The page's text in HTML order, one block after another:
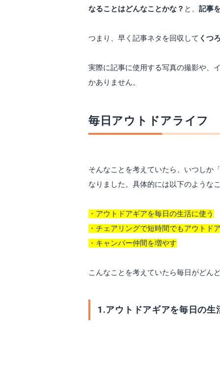
なることはどんなことかな？ と、 記事
つまり、早く記事ネタを回収して くつ
実際に記事に使用する写真の撮影や、
かありません。
毎日アウトドアライフ
そんなことを考えていたら、いつしか
なりました。具体的には以下のような
・アウトドアギアを毎日の生活に使う
・チェアリングで短時間でもアウトド
・キャンパー仲間を増やす
こんなことを考えていたら毎日がどん
1.アウトドアギアを毎日の生